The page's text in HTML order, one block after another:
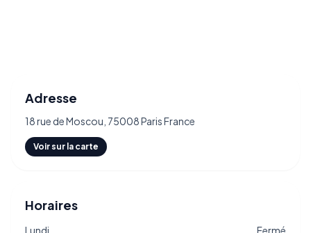
Adresse
18 rue de Moscou, 75008 Paris France
Voir sur la carte
Horaires
Lundi
Fermé